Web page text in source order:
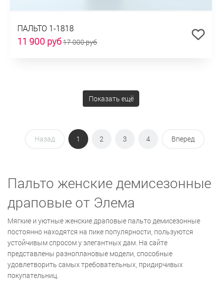
ПАЛЬТО 1-1818
11 900 руб17 000 руб
Показать ещё
Назад 1 2 3 4 Вперед
Пальто женские демисезонные
драповые от Элема
Мягкие и уютные женские драповые пальто демисезонные
постоянно находятся на пике популярности, пользуются
устойчивым спросом у элегантных дам. На сайте
представлены разноплановые модели, способные
удовлетворить самых требовательных, придирчивых
покупательниц.